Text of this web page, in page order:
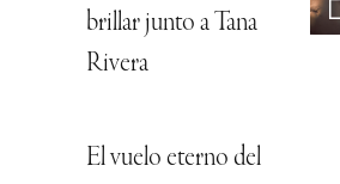
brillar junto a Tana
Rivera
El vuelo eterno del